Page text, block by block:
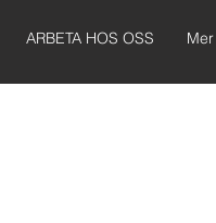
ARBETA HOS OSS Mer